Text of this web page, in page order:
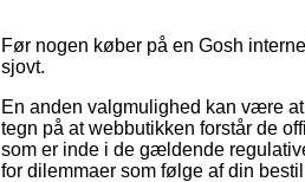
Før nogen køber på en Gosh
sjovt.
En anden valgmulighed kan være
tegn på at webbutikken forstår de
som er inde i de gældende
for dilemmaer som følge af din